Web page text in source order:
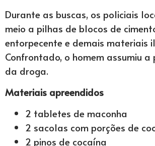
Durante as buscas, os policiais
meio a pilhas de blocos de
entorpecente e demais materiais
Confrontado, o homem assumiu
da droga.
Materiais apreendidos
2 tabletes de maconha
2 sacolas com porções de
2 pinos de cocaína